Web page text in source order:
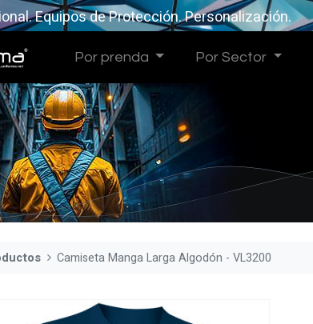
Equipos de Protección. Personalización.
Por prenda Por Sector
Camiseta Manga Larga Algodón - VL3200